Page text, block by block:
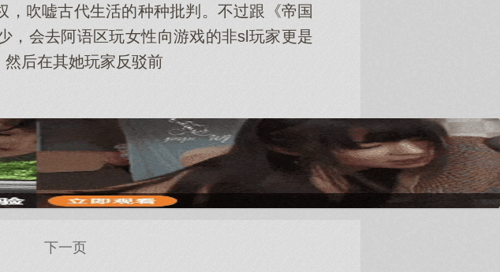
吹嘘古代生活的种种批判。不过跟《帝国
，会去阿语区玩女性向游戏的非sl玩家更是
后在其她玩家反驳前
下一页